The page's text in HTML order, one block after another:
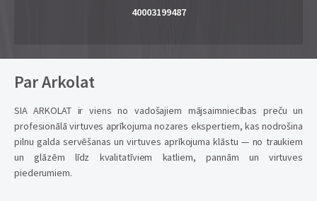
40003199487
Par Arkolat
SIA ARKOLAT ir viens no vadošajiem mājsaimniecības preču un
profesionālā virtuves aprīkojuma nozares ekspertiem, kas nodrošina
pilnu galda servēšanas un virtuves aprīkojuma klāstu — no traukiem
un glāzēm līdz kvalitatīviem katliem, pannām un virtuves
piederumiem.